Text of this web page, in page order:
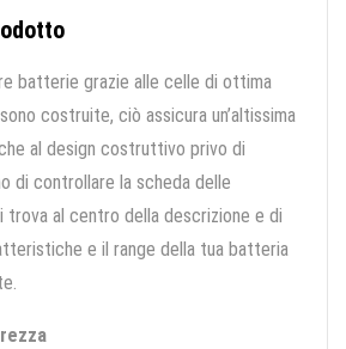
batterie grazie alle celle di ottima
costruite, ciò assicura un’altissima
al design costruttivo privo di
di controllare la scheda delle
trova al centro della descrizione e di
e il range della tua batteria